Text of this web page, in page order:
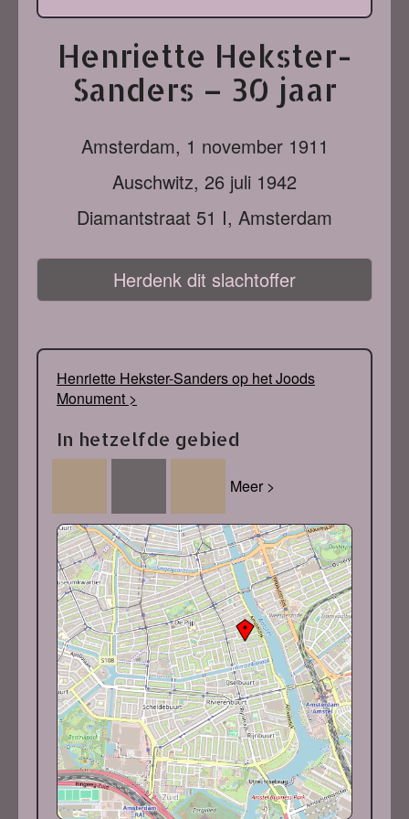
Henriette Hekster-
Sanders – 30 jaar
Amsterdam, 1 november 1911
Auschwitz, 26 juli 1942
Diamantstraat 51 I, Amsterdam
Herdenk dit slachtoffer
Henriette Hekster-Sanders op het Joods
Monument >
In hetzelfde gebied
Meer >